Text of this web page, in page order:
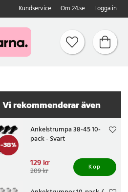
Kundservice Om 24.se Logga in
Vi rekommenderar även
-38%
Ankelstrumpa 38-45 10-
pack - Svart
Nuvarande pris:
129 krTidigare pris 209 kr
129 kr
209 kr Köp